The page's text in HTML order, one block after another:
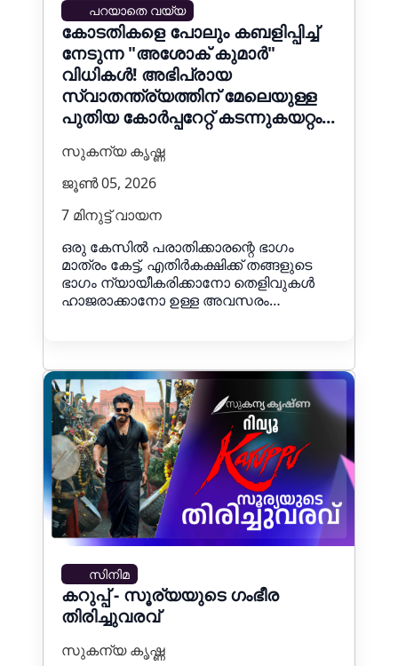
പറയാതെ വയ്യ
കോടതികളെ പോലും കബളിപ്പിച്ച്
നേടുന്ന "അശോക് കുമാർ"
വിധികൾ! അഭിപ്രായ
സ്വാതന്ത്ര്യത്തിന് മേലെയുള്ള
പുതിയ കോർപ്പറേറ്റ് കടന്നുകയറ്റം...
സുകന്യ കൃഷ്ണ
ജൂൺ 05, 2026
7 മിനുട്ട് വായന
ഒരു കേസിൽ പരാതിക്കാരന്റെ ഭാഗം
മാത്രം കേട്ട്, എതിർകക്ഷിക്ക് തങ്ങളുടെ
ഭാഗം ന്യായീകരിക്കാനോ തെളിവുകൾ
ഹാജരാക്കാനോ ഉള്ള അവസരം…
സിനിമ
കറുപ്പ് - സൂര്യയുടെ ഗംഭീര
തിരിച്ചുവരവ്
സുകന്യ കൃഷ്ണ